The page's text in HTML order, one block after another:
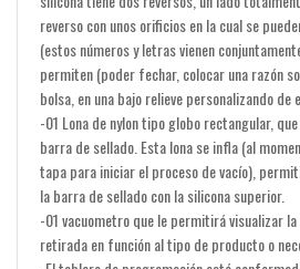
reverso con unos orificios en la cual se
(estos números y letras vienen
permiten (poder fechar, colocar una razón
bolsa, en una bajo relieve personalizando de
-01 Lona de nylon tipo globo rectangular,
barra de sellado. Esta lona se infla (al
tapa para iniciar el proceso de vacío),
la barra de sellado con la silicona superior.
-01 vacuometro que le permitirá visualizar
retirada en función al tipo de producto o